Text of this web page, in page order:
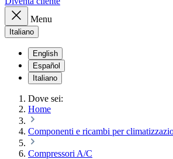
Menu
Italiano
English
Español
Italiano
Dove sei:
Home
Componenti e ricambi per
Compressori A/C